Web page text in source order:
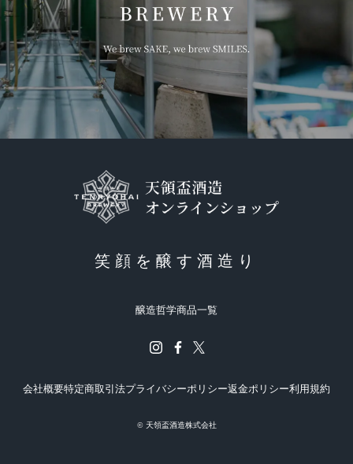
笑顔を醸す酒造り
醸造哲学商品一覧
会社概要特定商取引法プライバシーポリシー返金ポリシー利用規約
© 天領盃酒造株式会社